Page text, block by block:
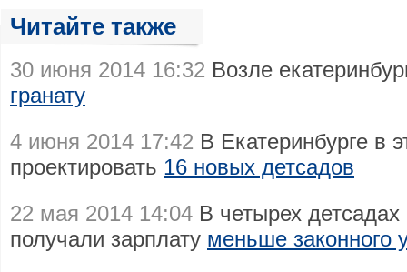
Читайте также
30 июня 2014 16:32 Возле
гранату
4 июня 2014 17:42 В Екатеринбурге в
проектировать 16 новых детсадов
22 мая 2014 14:04 В четырех детсадах
получали зарплату меньше законного